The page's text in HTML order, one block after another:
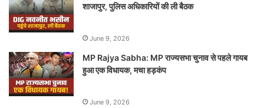
शाजापुर, पुलिस अधिकारियों की ली बैठक
June 9, 2026
MP Rajya Sabha: MP राज्यसभा चुनाव से पहले गायब
हुआ एक विधायक, मचा हड़कंप
June 9, 2026